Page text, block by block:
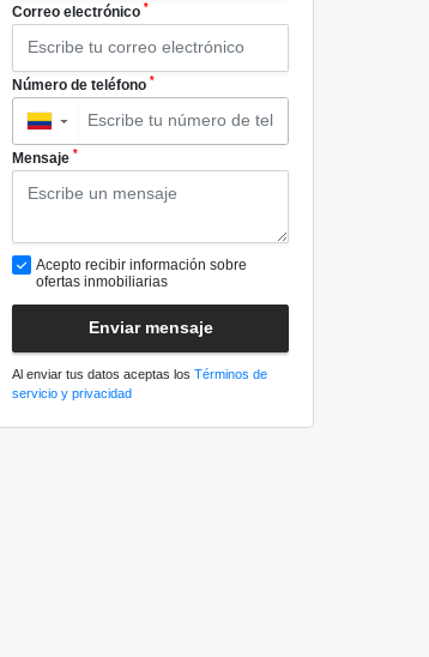
Correo electrónico *
Número de teléfono *
▼
Mensaje *
Acepto recibir información sobre
ofertas inmobiliarias
Enviar mensaje
Al enviar tus datos aceptas los Términos de
servicio y privacidad